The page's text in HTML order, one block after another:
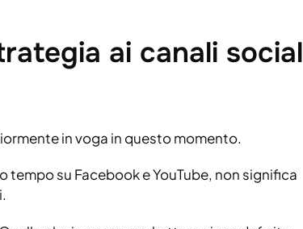
ai canali social
in voga in questo momento.
su Facebook e YouTube, non significa